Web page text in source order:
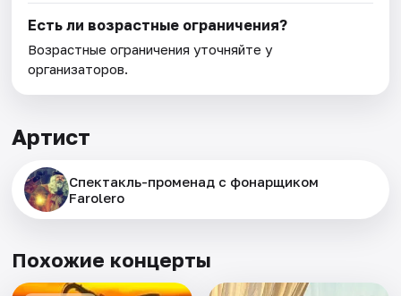
Есть ли возрастные ограничения?
Возрастные ограничения уточняйте у
организаторов.
Артист
Спектакль-променад с фонарщиком
Farolero
Похожие концерты